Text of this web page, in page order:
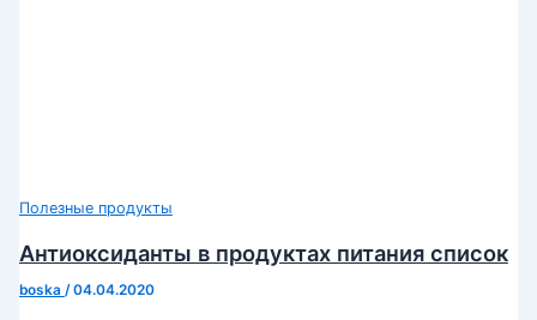
Полезные продукты
Антиоксиданты в продуктах питания список
boska /04.04.2020